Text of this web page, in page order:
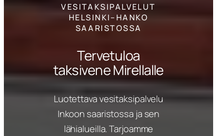
VESITAKSIPALVELUT
HELSINKI–HANKO
SAARISTOSSA
Tervetuloa
taksivene Mirellalle
Luotettava vesitaksipalvelu
Inkoon saaristossa ja sen
lähialueilla. Tarjoamme